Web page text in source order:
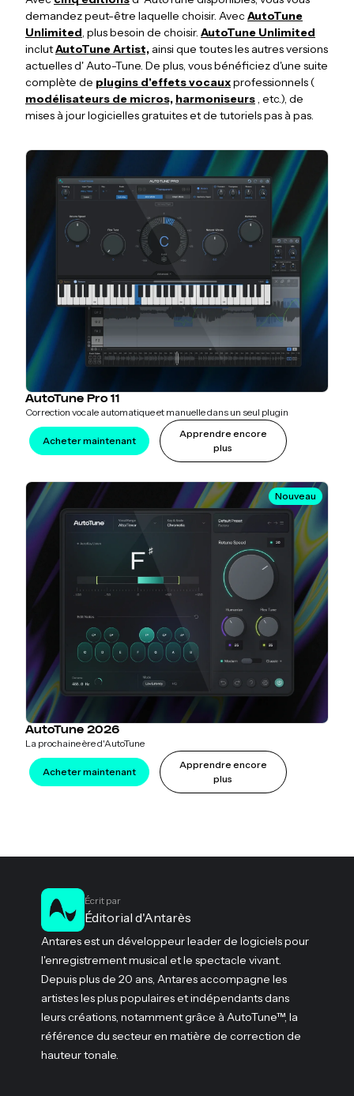
demandez peut-être laquelle choisir. Avec AutoTune
Unlimited, plus besoin de choisir. AutoTune Unlimited
inclutAutoTune Artist, ainsi que toutes les autres versions
actuelles d' Auto-Tune. De plus, vous bénéficiez d'une suite
complète de plugins d'effets vocauxprofessionnels (
modélisateurs de micros, harmoniseurs, etc.), de
mises à jour logicielles gratuites et de tutoriels pas à pas.
AutoTune Pro 11
Correction vocale automatique et manuelle dans un seul plugin
Acheter maintenant
Apprendre encore
plus
Nouveau
AutoTune 2026
La prochaine ère d'AutoTune
Acheter maintenant
Apprendre encore
plus
Écrit par
Éditorial d'Antarès
Antares est un développeur leader de logiciels pour
l'enregistrement musical et le spectacle vivant.
Depuis plus de 20 ans, Antares accompagne les
artistes les plus populaires et indépendants dans
leurs créations, notamment grâce à AutoTune™, la
référence du secteur en matière de correction de
hauteur tonale.